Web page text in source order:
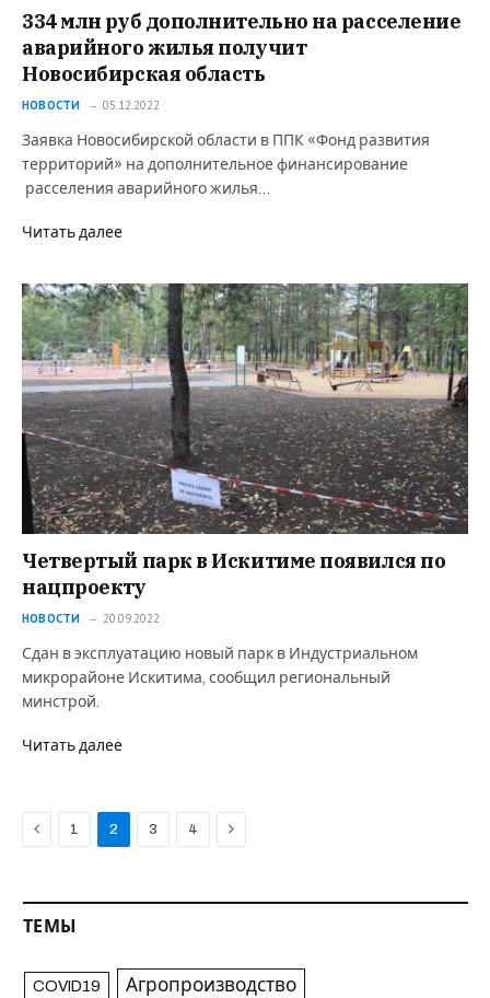
334 млн руб дополнительно на расселение
аварийного жилья получит
Новосибирская область
НОВОСТИ 05.12.2022
Заявка Новосибирской области в ППК «Фонд развития
территорий» на дополнительное финансирование
расселения аварийного жилья…
Читать далее
Четвертый парк в Искитиме появился по
нацпроекту
НОВОСТИ 20.09.2022
Сдан в эксплуатацию новый парк в Индустриальном
микрорайоне Искитима, сообщил региональный
минстрой.
Читать далее
Previous
1 2 3 4 Next
ТЕМЫ
COVID19 Агропроизводство